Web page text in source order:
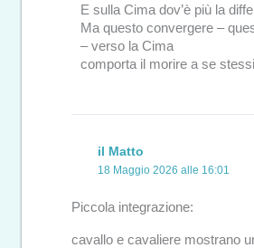
E sulla Cima dov’è più la
Ma questo convergere –
– verso la Cima
comporta il morire a se
il Matto
18 Maggio 2026 alle 16:01
Piccola integrazione:
cavallo e cavaliere mostrano